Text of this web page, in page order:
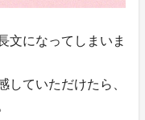
文になってしまいま
していただけたら、